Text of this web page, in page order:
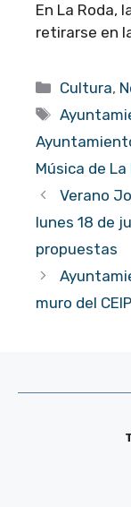
En La Roda,
retirarse en
Cultura,
Etiquetas
Música de La
Verano
lunes 18 de
propuestas
muro del